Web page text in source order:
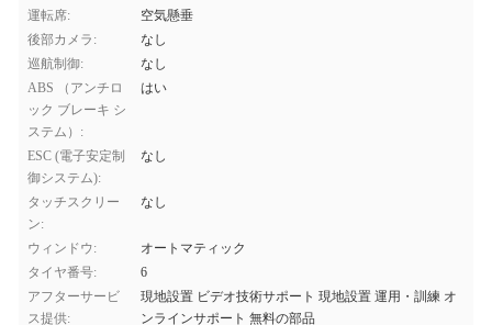
運転席:
空気懸垂
後部カメラ:
なし
巡航制御:
なし
ABS （アンチロ
ック ブレーキ シ
ステム）:
はい
ESC (電子安定制
御システム):
なし
タッチスクリー
ン:
なし
ウィンドウ:
オートマティック
タイヤ番号:
6
アフターサービ
ス提供:
現地設置 ビデオ技術サポート 現地設置 運用・訓練 オ
ンラインサポート 無料の部品